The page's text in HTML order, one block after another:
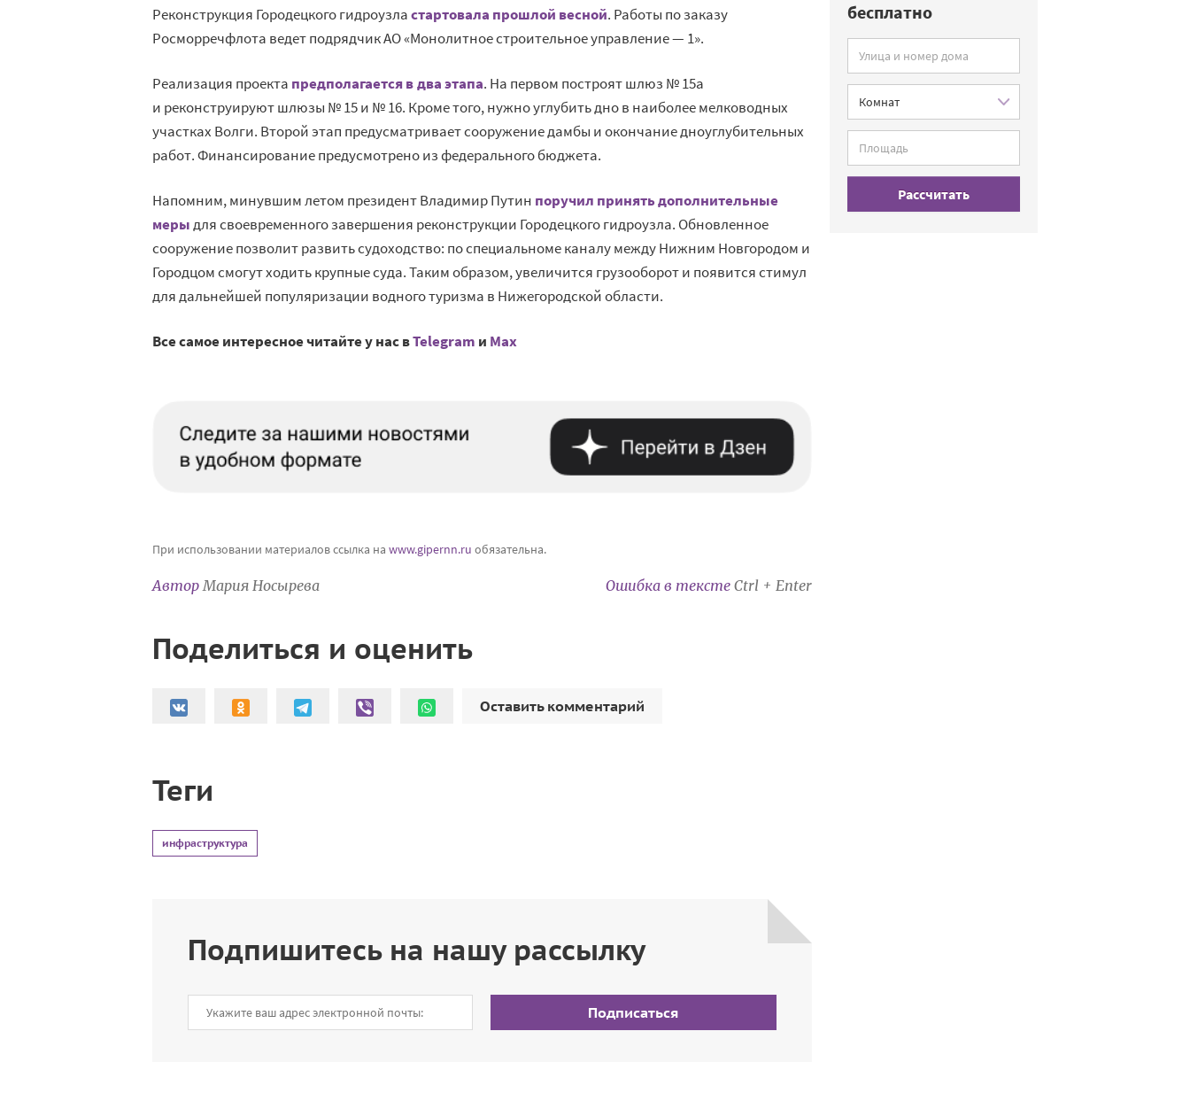
Реконструкция Городецкого гидроузластартовала прошлой весной. Работы по заказу
Росморречфлота ведет подрядчик АО «Монолитное строительное управление — 1».
Реализация проекта предполагается в два этапа. На первом построят шлюз № 15а
и реконструируют шлюзы № 15 и № 16. Кроме того, нужно углубить дно в наиболее мелководных
участках Волги. Второй этап предусматривает сооружение дамбы и окончание дноуглубительных
работ. Финансирование предусмотрено из федерального бюджета.
Напомним, минувшим летом президент Владимир Путин поручил принять дополнительные
мерыдля своевременного завершения реконструкции Городецкого гидроузла. Обновленное
сооружение позволит развить судоходство: по специальноме каналу между Нижним Новгородом и
Городцом смогут ходить крупные суда. Таким образом, увеличится грузооборот и появится стимул
для дальнейшей популяризации водного туризма в Нижегородской области.
Все самое интересное читайте у нас вTelegram и Mах
При использовании материалов ссылка на www.gipernn.ru обязательна.
АвторМария Носырева Ошибка в тексте Ctrl + Enter
Поделиться и оценить
Оставить комментарий
Теги
инфраструктура
Подпишитесь на нашу рассылку
Подписаться
бесплатно
Рассчитать